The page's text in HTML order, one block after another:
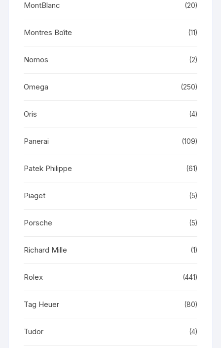
MontBlanc (20)
Montres Boîte (11)
Nomos (2)
Omega (250)
Oris (4)
Panerai (109)
Patek Philippe (61)
Piaget (5)
Porsche (5)
Richard Mille (1)
Rolex (441)
Tag Heuer (80)
Tudor (4)